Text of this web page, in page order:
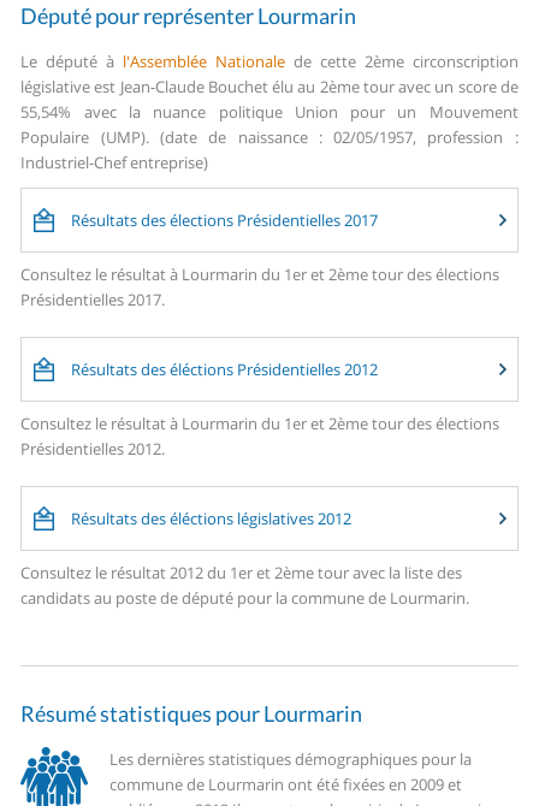
Député pour représenter Lourmarin
Le député à l'Assemblée Nationale de cette 2ème circonscription
législative est Jean-Claude Bouchet élu au 2ème tour avec un score de
55,54% avec la nuance politique Union pour un Mouvement
Populaire (UMP). (date de naissance : 02/05/1957, profession :
Industriel-Chef entreprise)
Résultats des élections Présidentielles 2017
Consultez le résultat à Lourmarin du 1er et 2ème tour des élections
Présidentielles 2017.
Résultats des éléctions Présidentielles 2012
Consultez le résultat à Lourmarin du 1er et 2ème tour des élections
Présidentielles 2012.
Résultats des éléctions législatives 2012
Consultez le résultat 2012 du 1er et 2ème tour avec la liste des
candidats au poste de député pour la commune de Lourmarin.
Résumé statistiques pour Lourmarin
Les dernières statistiques démographiques pour la
commune de Lourmarin ont été fixées en 2009 et